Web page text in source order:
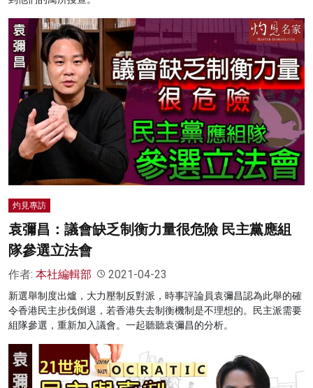
灼見專訪
袁彌昌：議會缺乏制衡力量很危險 民主黨應組
隊參選立法會
作者: 本社編輯部 2021-04-23
新選舉制度出爐，大力壓制反對派，時事評論員袁彌昌認為此舉的確
令香港民主步伐倒退，若香港失去制衡機制是不理想的。民主派需要
組隊參選，重新加入議會。一起聽聽袁彌昌的分析。